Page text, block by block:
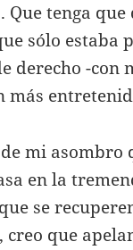
Que tenga
sólo estaba
derecho -con
más
mi asombro
en la
se
que